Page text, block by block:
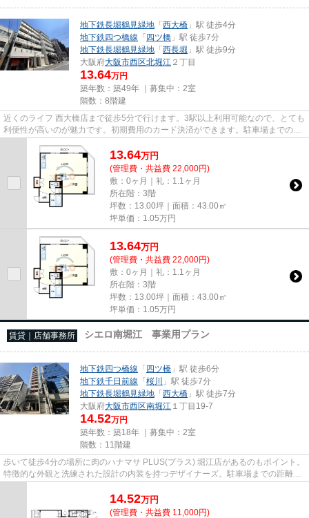
地下鉄長堀鶴見緑地 「西大橋 」駅 徒歩4分
地下鉄四つ橋線 「四ツ橋 」駅 徒歩7分
地下鉄長堀鶴見緑地 「西長堀 」駅 徒歩9分
大阪府大阪市西区北堀江 ２丁目
13.64万円
築年数：築49年 ｜募集中： 2室
階数：8階建
近くのライフ 西大橋店まで徒歩5分で行けます。3駅以上利用可能なので、とても
利便性が高いのが魅力です。初期費用のカード決済ができます。駐車場までの距
離は300mです。周辺には、徒...
13.64万円
(管理費・共益費 22,000円)
敷：0ヶ月｜礼：1.1ヶ月
所在階：3階
坪数：13.00坪｜面積：43.00㎡
坪単価： 1.05万円
13.64万円
(管理費・共益費 22,000円)
敷：0ヶ月｜礼：1.1ヶ月
所在階：3階
坪数：13.00坪｜面積：43.00㎡
坪単価： 1.05万円
賃貸｜店舗事務所 シエロ南堀江 事業用プラン
地下鉄四つ橋線 「四ツ橋 」駅 徒歩6分
地下鉄千日前線 「桜川
」駅 徒歩7分
地下鉄長堀鶴見緑地 「西大橋 」駅 徒歩7分
大阪府大阪市西区南堀江 １丁目19-7
14.52万円
築年数：築18年 ｜募集中： 2室
階数：11階建
歩いて徒歩4分の場所に肉のハナマサ PLUS(プラス) 堀江店があるのもポイント。
特徴的な外観と洗練された設計の内装を持つデザイナーズ。駐車場までの距離は
150mです。11階建てで、街並...
14.52万円
(管理費・共益費 11,000円)